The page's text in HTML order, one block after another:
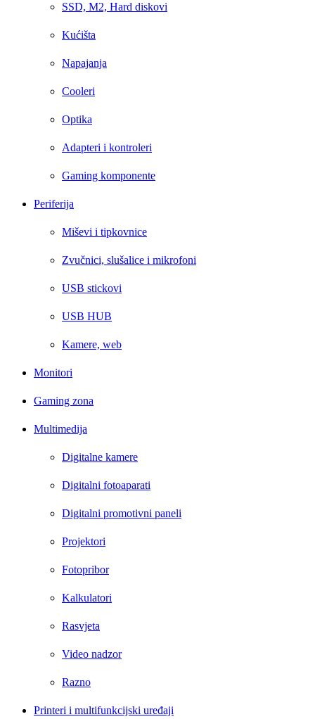
SSD, M2, Hard diskovi
Kućišta
Napajanja
Cooleri
Optika
Adapteri i kontroleri
Gaming komponente
Periferija
Miševi i tipkovnice
Zvučnici, slušalice i mikrofoni
USB stickovi
USB HUB
Kamere, web
Monitori
Gaming zona
Multimedija
Digitalne kamere
Digitalni fotoaparati
Digitalni promotivni paneli
Projektori
Fotopribor
Kalkulatori
Rasvjeta
Video nadzor
Razno
Printeri i multifunkcijski uređaji